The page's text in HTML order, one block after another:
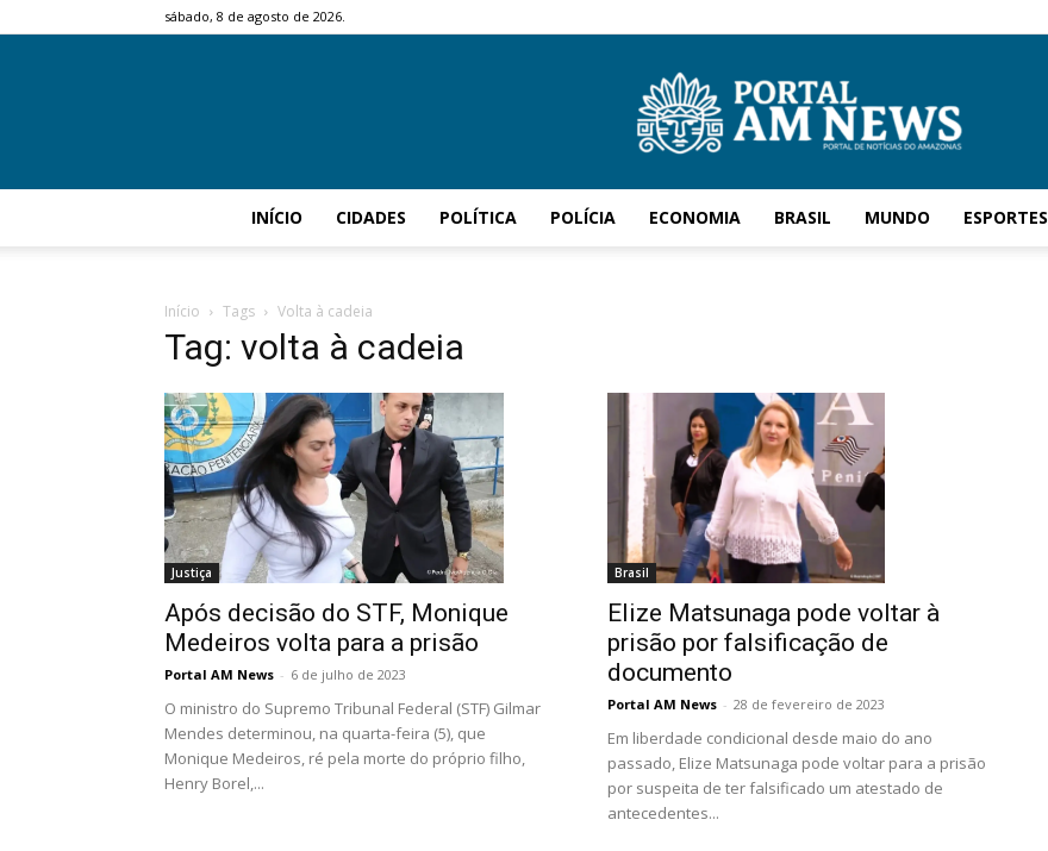
sábado, 8 de agosto de 2026.
INÍCIO CIDADES POLÍTICA POLÍCIA ECONOMIA BRASIL MUNDO ESPORTES
Início Tags Volta à cadeia
Tag: volta à cadeia
Justiça
Após decisão do STF, Monique
Medeiros volta para a prisão
Portal AM News - 6 de julho de 2023
O ministro do Supremo Tribunal Federal (STF) Gilmar
Mendes determinou, na quarta-feira (5), que
Monique Medeiros, ré pela morte do próprio filho,
Henry Borel,...
Brasil
Elize Matsunaga pode voltar à
prisão por falsificação de
documento
Portal AM News - 28 de fevereiro de 2023
Em liberdade condicional desde maio do ano
passado, Elize Matsunaga pode voltar para a prisão
por suspeita de ter falsificado um atestado de
antecedentes...